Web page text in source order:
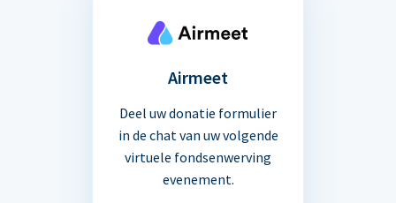
Airmeet
Deel uw donatie formulier
in de chat van uw volgende
virtuele fondsenwerving
evenement.